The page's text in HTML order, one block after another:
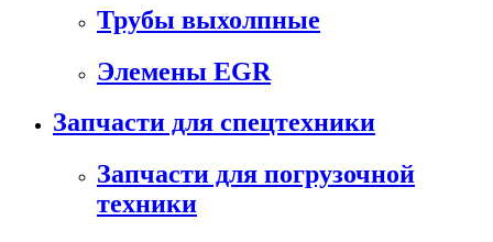
Трубы выхолпные
Элемены EGR
Запчасти для спецтехники
Запчасти для погрузочной
техники